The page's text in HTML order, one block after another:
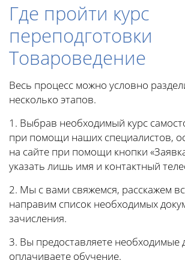
Где пройти курс
переподготовки
Товароведение
Весь процесс можно условно
несколько этапов.
1. Выбрав необходимый курс
при помощи наших специалистов,
на сайте при помощи кнопки
указать лишь имя и контактный
2. Мы с вами свяжемся, расскажем
направим список необходимых
зачисления.
3. Вы предоставляете необходимые
оплачиваете обучение.